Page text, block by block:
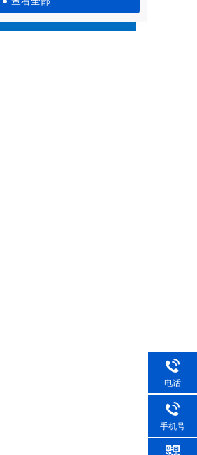
电话
手机号